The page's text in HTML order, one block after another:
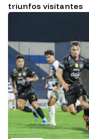
triunfos visitantes